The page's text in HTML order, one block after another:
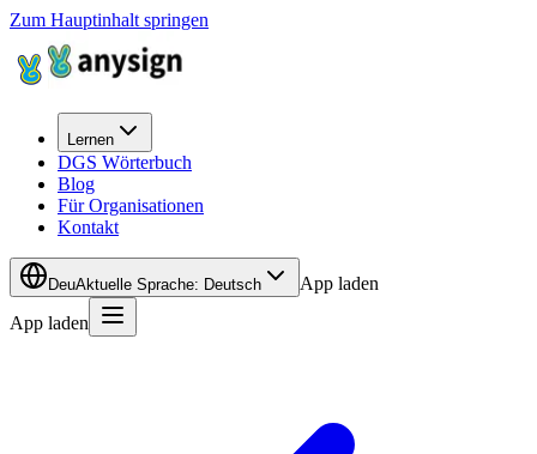
Zum Hauptinhalt springen
Lernen
DGS Wörterbuch
Blog
Für Organisationen
Kontakt
DeuAktuelle Sprache: Deutsch
App laden
App laden